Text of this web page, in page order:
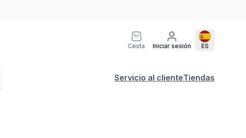
Cesta Iniciar sesión ES
Servicio al clienteTiendas